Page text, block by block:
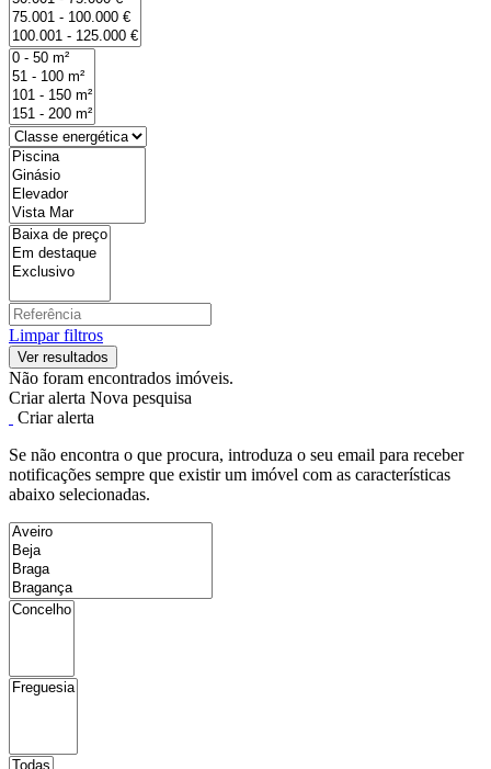
Limpar filtros
Não foram encontrados imóveis.
Criar alerta Nova pesquisa
Criar alerta
Se não encontra o que procura, introduza o seu email para receber
notificações sempre que existir um imóvel com as características
abaixo selecionadas.